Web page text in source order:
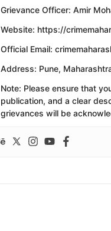
​Grievance Officer: Amir
​Website: https://
​Official Email:
​Address: Pune,
​Note: Please ensure that
publication, and a clear
grievances will be